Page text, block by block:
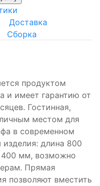
Доставка
Сборка
продуктом
и имеет гарантию от
Гостинная,
местом для
в современном
длина 800
400 мм, возможно
Прямая
позволяют вместить